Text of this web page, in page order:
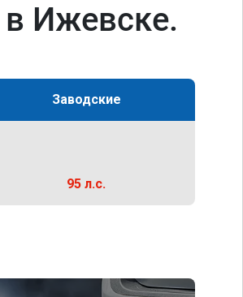
в Ижевске.
Заводские
95 л.с.